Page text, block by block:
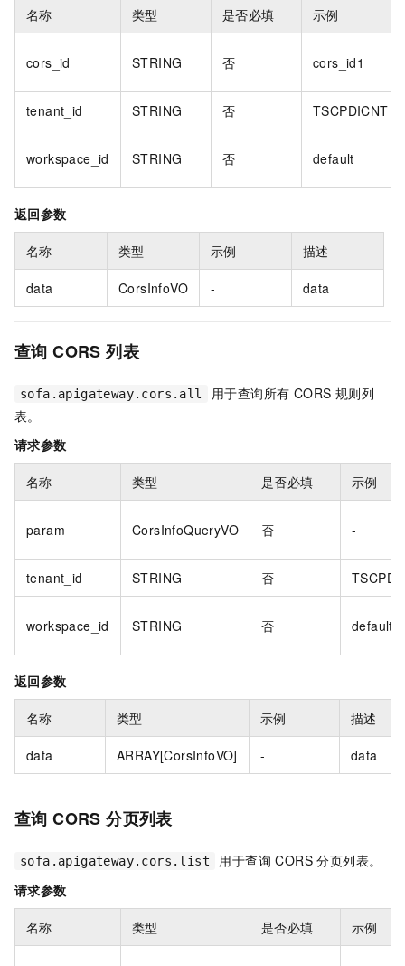
名称 类型 是否必填 示例
cors_id STRING 否 cors_id1
tenant_id STRING 否 TSCPDICNT
workspace_id STRING 否 default
返回参数
名称 类型 示例 描述
data CorsInfoVO - data
查询 CORS 列表
sofa.apigateway.cors.all
用于查询所有 CORS 规则列
表。
请求参数
名称 类型 是否必填 示例
param CorsInfoQueryVO 否 -
tenant_id STRING 否
workspace_id STRING 否 default
返回参数
名称 类型 示例 描述
data ARRAY[CorsInfoVO] - data
查询 CORS 分页列表
sofa.apigateway.cors.list
用于查询 CORS 分页列表。
请求参数
名称 类型 是否必填 示例